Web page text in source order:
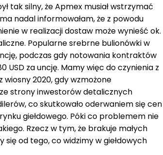
tak silny, że Apmex musiał wstrzymać
nadal informowałam, że z powodu
w realizacji dostaw może wynieść ok.
Popularne srebrne bulionówki w
podczas gdy notowania kontraktów
USD za uncję. Mamy więc do czynienia z
2020, gdy wzmożone
strony inwestorów detalicznych
co skutkowało oderwaniem się cen
giełdowego. Póki co problemem nie
Rzecz w tym, że brakuje małych
od tego, co widzimy w giełdowych